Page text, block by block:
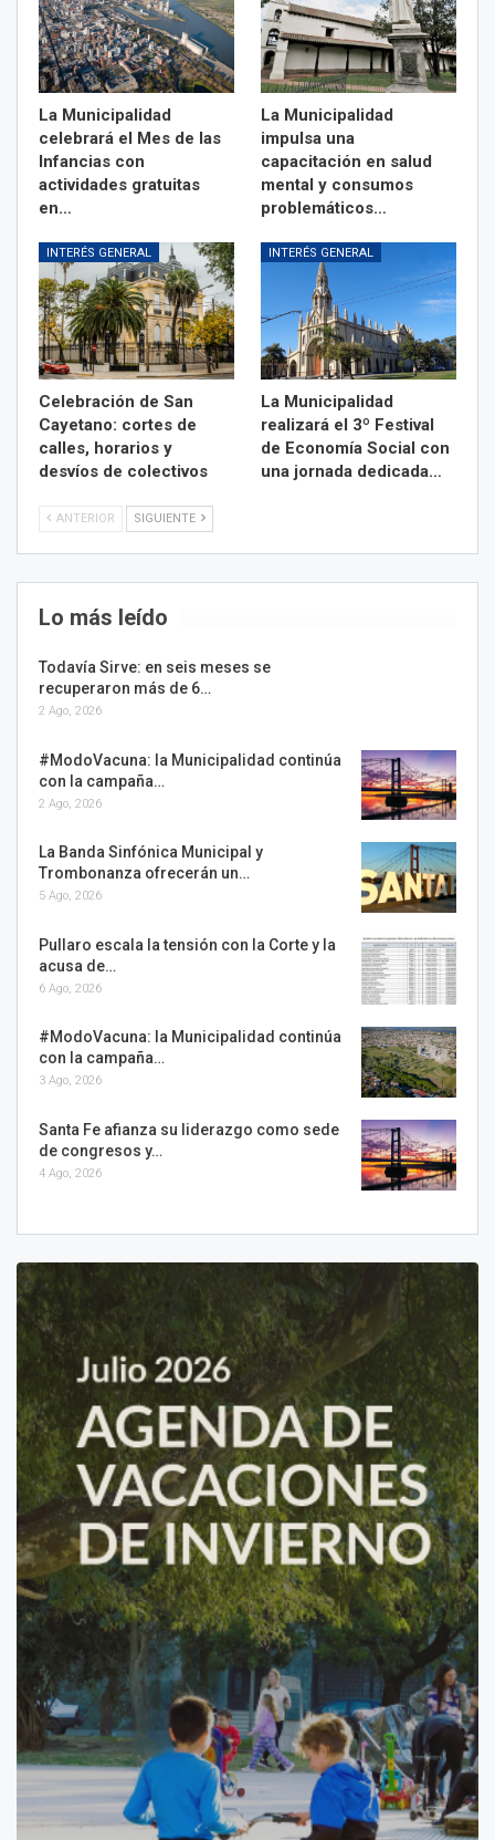
La Municipalidad
celebrará el Mes de las
Infancias con
actividades gratuitas
en…
La Municipalidad
impulsa una
capacitación en salud
mental y consumos
problemáticos…
INTERÉS GENERAL
Celebración de San
Cayetano: cortes de
calles, horarios y
desvíos de colectivos
INTERÉS GENERAL
La Municipalidad
realizará el 3º Festival
de Economía Social con
una jornada dedicada…
ANTERIOR SIGUIENTE
Lo más leído
Todavía Sirve: en seis meses se
recuperaron más de 6…
2 Ago, 2026
#ModoVacuna: la Municipalidad continúa
con la campaña…
2 Ago, 2026
La Banda Sinfónica Municipal y
Trombonanza ofrecerán un…
5 Ago, 2026
Pullaro escala la tensión con la Corte y la
acusa de…
6 Ago, 2026
#ModoVacuna: la Municipalidad continúa
con la campaña…
3 Ago, 2026
Santa Fe afianza su liderazgo como sede
de congresos y…
4 Ago, 2026